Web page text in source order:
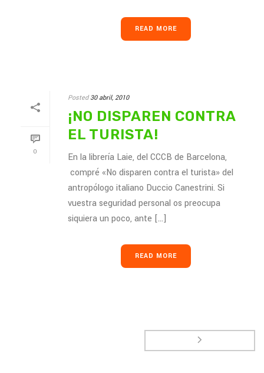
READ MORE
0
Posted 30 abril, 2010
¡NO DISPAREN CONTRA
EL TURISTA!
En la librería Laie, del CCCB de Barcelona,
compré «No disparen contra el turista» del
antropólogo italiano Duccio Canestrini. Si
vuestra seguridad personal os preocupa
siquiera un poco, ante [...]
READ MORE